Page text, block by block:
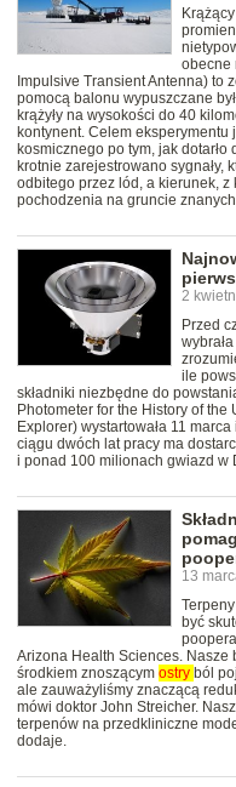
obecne
Impulsive Transient Antenna) to
pomocą balonu wypuszczane
krążyły na wysokości do 40
kontynent. Celem
kosmicznego po tym, jak
krotnie zarejestrowano
odbitego przez lód, a kierunek, z
pochodzenia na gruncie
2
Przed
ile
składniki niezbędne do
Photometer for the History of
Explorer) wystartowała 11
ciągu dwóch lat pracy ma
i ponad 100 milionach gwiazd w
13
być
Arizona Health Sciences. Nasze
środkiem znoszącym ostry ból
ale zauważyliśmy znaczącą
mówi doktor John Streicher.
terpenów na przedkliniczne
dodaje.